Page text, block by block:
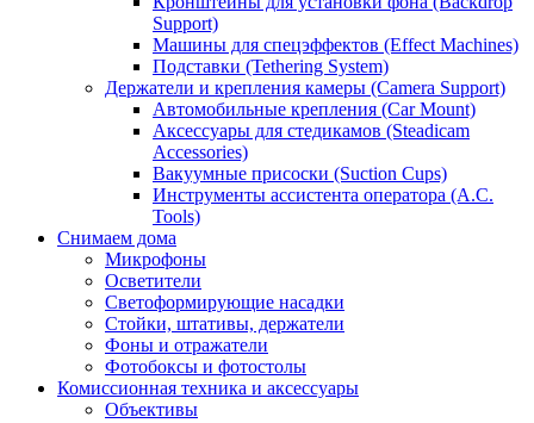
Support)
Машины для спецэффектов (Effect Machines)
Подставки (Tethering System)
Держатели и крепления камеры (Camera Support)
Автомобильные крепления (Car Mount)
Аксессуары для стедикамов (Steadicam
Accessories)
Вакуумные присоски (Suction Cups)
Инструменты ассистента оператора (A.C.
Tools)
Снимаем дома
Микрофоны
Осветители
Светоформирующие насадки
Стойки, штативы, держатели
Фоны и отражатели
Фотобоксы и фотостолы
Комиссионная техника и аксессуары
Объективы